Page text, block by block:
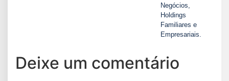
Negócios,
Holdings
Familiares e
Empresariais.
Deixe um comentário